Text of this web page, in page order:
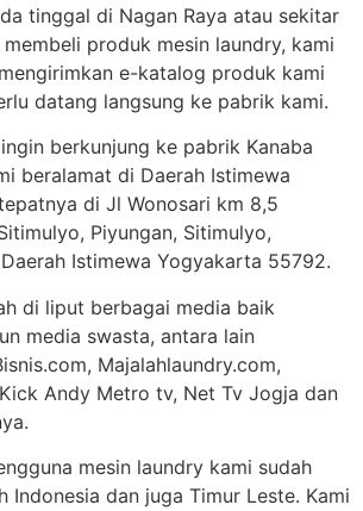
tinggal di Nagan Raya atau sekitar
produk mesin laundry, kami
e-katalog produk kami
datang langsung ke pabrik kami.
berkunjung ke pabrik Kanaba
beralamat di Daerah Istimewa
di Jl Wonosari km 8,5
Piyungan, Sitimulyo,
Istimewa Yogyakarta 55792.
di liput berbagai media baik
media swasta, antara lain
Majalahlaundry.com,
Andy Metro tv, Net Tv Jogja dan
mesin laundry kami sudah
Indonesia dan juga Timur Leste. Kami